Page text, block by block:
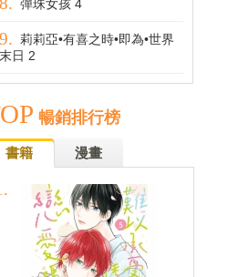
彈珠女孩 4
莉莉亞•有喜之時•即為•世界
末日 2
暢銷排行榜
書籍 漫畫